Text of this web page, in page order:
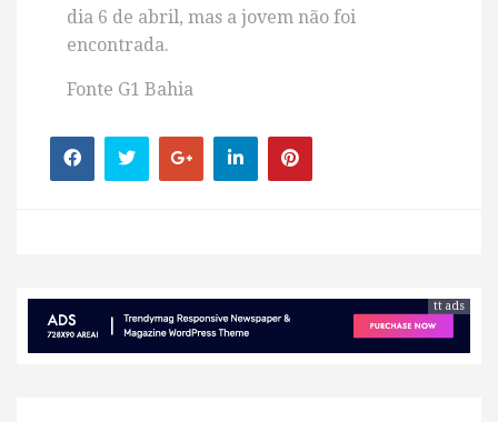
dia 6 de abril, mas a jovem não foi
encontrada.
Fonte G1 Bahia
tt ads